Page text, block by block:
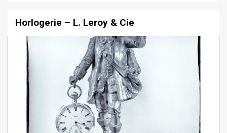
Horlogerie – L. Leroy & Cie